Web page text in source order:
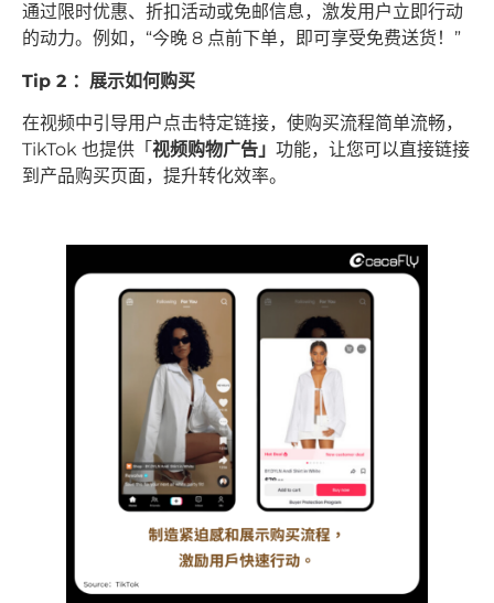
通过限时优惠、折扣活动或免邮信息，激发用户立即行动
的动力。例如，“今晚 8 点前下单，即可享受免费送货！”
Tip 2 ：展示如何购买
在视频中引导用户点击特定链接，使购买流程简单流畅，
TikTok 也提供「 视频购物广告 」 功能，让您可以直接链接
到产品购买页面，提升转化效率。